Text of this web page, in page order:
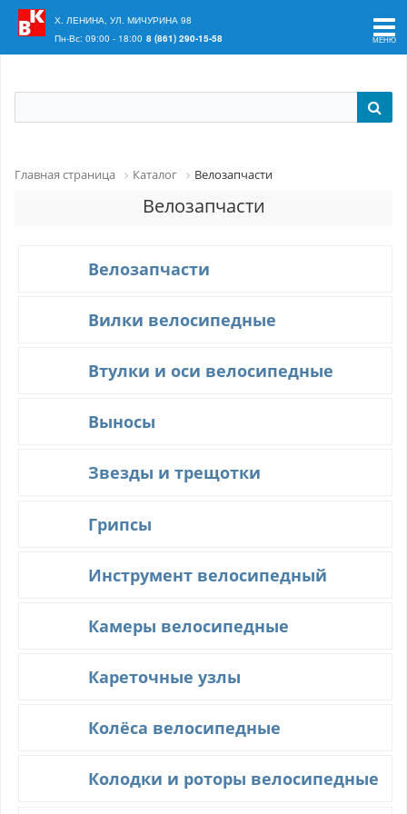
Ваш регион:
Х. ЛЕНИНА, УЛ. МИЧУРИНА 98
Пн-Вс: 09:00 - 18:00 8 (861) 290-15-58
Главная страница Каталог Велозапчасти
Велозапчасти
Велозапчасти
Вилки велосипедные
Втулки и оси велосипедные
Выносы
Звезды и трещотки
Грипсы
Инструмент велосипедный
Камеры велосипедные
Кареточные узлы
Колёса велосипедные
Колодки и роторы велосипедные